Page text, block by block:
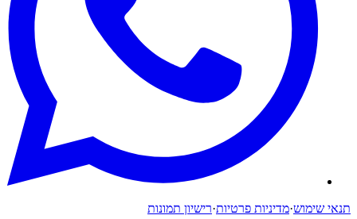
תנאי שימוש·מדיניות פרטיות·רישיון תמונות